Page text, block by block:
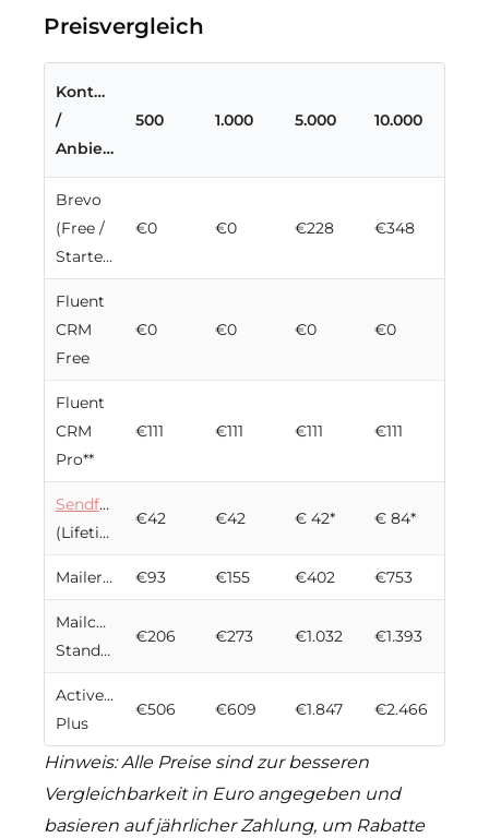
Preisvergleich
Kontakte
/
Anbieter
500 1.000 5.000 10.000
Brevo
(Free /
Starter)*
€0 €0 €228 €348
Fluent
CRM
Free
€0 €0 €0 €0
Fluent
CRM
Pro**
€111 €111 €111 €111
Sendfox
(Lifetime)***
€42 €42 € 42* € 84*
MailerLite €93 €155 €402 €753
Mailchimp
Standard
€206 €273 €1.032 €1.393
ActiveCampaign
Plus
€506 €609 €1.847 €2.466
Hinweis: Alle Preise sind zur besseren
Vergleichbarkeit in Euro angegeben und
basieren auf jährlicher Zahlung, um Rabatte